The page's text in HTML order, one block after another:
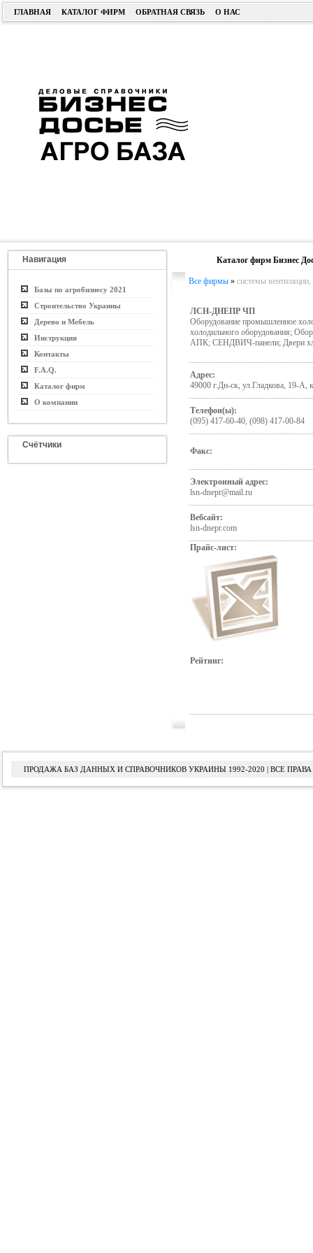
ГЛАВНАЯ КАТАЛОГ ФИРМ ОБРАТНАЯ СВЯЗЬ О НАС
Навигация
Базы по агробизнесу 2021
Строительство Украины
Дерево и Мебель
Инструкция
Контакты
F.A.Q.
Каталог фирм
О компании
Счётчики
Каталог фирм Бизнес
Все фирмы » системы
ЛСН-ДНЕПР ЧП
Оборудование промышленное
холодильного оборудования;
АПК; СЕНДВИЧ-панели; Двери
Адрес:
49000 г.Дн-ск, ул.Гладкова, 19-А,
Телефон(ы):
(095) 417-60-40, (098) 417-00-84
Факс:
Электронный адрес:
lsn-dnepr@mail.ru
Вебсайт:
lsn-dnepr.com
Прайс-лист:
Рейтинг:
ПРОДАЖА БАЗ ДАННЫХ И СПРАВОЧНИКОВ УКРАИНЫ 1992-2020 | ВСЕ